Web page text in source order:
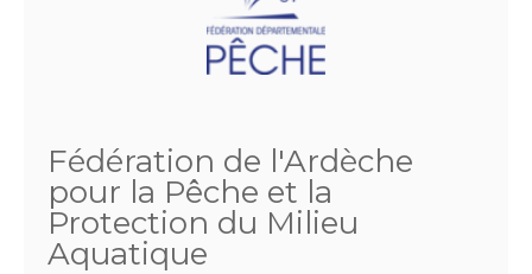
Fédération de l'Ardèche
pour la Pêche et la
Protection du Milieu
Aquatique